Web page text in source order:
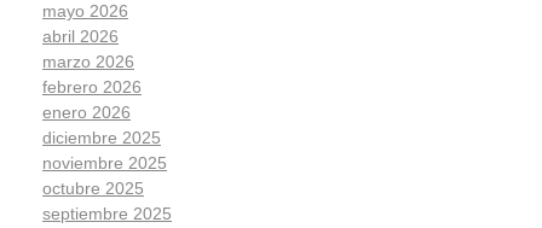
mayo 2026
abril 2026
marzo 2026
febrero 2026
enero 2026
diciembre 2025
noviembre 2025
octubre 2025
septiembre 2025